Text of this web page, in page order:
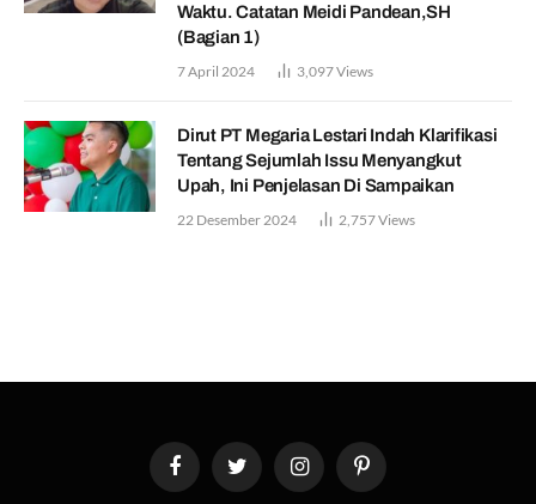
Waktu. Catatan Meidi Pandean,SH
(Bagian 1)
7 April 2024 3,097Views
Dirut PT Megaria Lestari Indah Klarifikasi
Tentang Sejumlah Issu Menyangkut
Upah, Ini Penjelasan Di Sampaikan
22 Desember 2024 2,757Views
FacebookTwitter InstagramPinterest